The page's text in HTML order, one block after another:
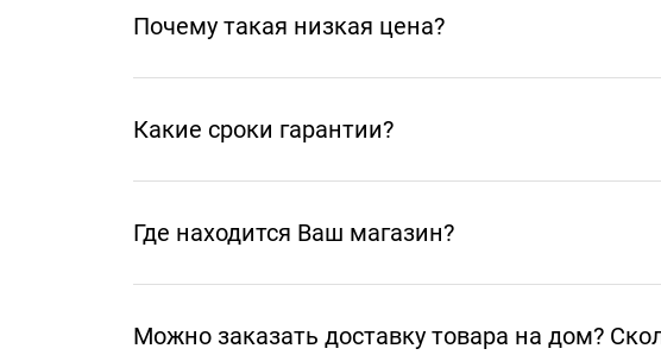
Почему такая низкая цена?
Какие сроки гарантии?
Где находится Ваш магазин?
Можно заказать доставку товара на дом?